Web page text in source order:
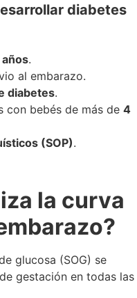
diabetes
.
al embarazo.
diabetes.
con bebés de más de 4
(SOP).
la curva
glucosa (SOG) se
de gestación en todas las